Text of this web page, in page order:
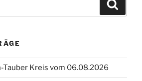
Tauber Kreis vom 06.08.2026